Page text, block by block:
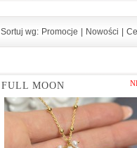
Sortuj wg: Promocje Nowości
FULL MOON